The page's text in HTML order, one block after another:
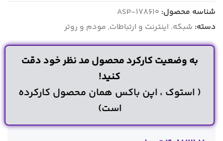
شناسه محصول: ASP-178610
دسته: شبکه. اینترنت و ارتباطات, مودم و روتر
به وضعیت کارکرد محصول مد نظر خود دقت
کنید!
( استوک ، اپن باکس همان محصول کارکرده
است)